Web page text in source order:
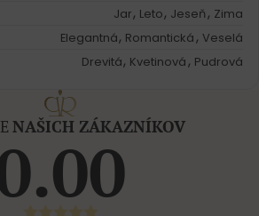
Jar, Leto, Jeseň, Zima
Elegantná, Romantická, Veselá
Drevitá, Kvetinová, Pudrová
NAŠICH ZÁKAZNÍKOV